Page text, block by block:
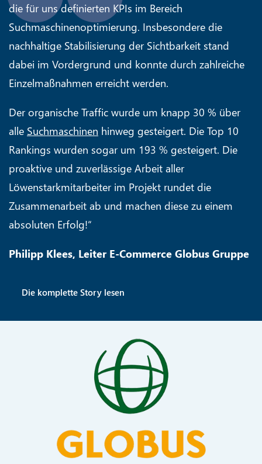
die für uns definierten KPIs im Bereich
Suchmaschinenoptimierung. Insbesondere die
nachhaltige Stabilisierung der Sichtbarkeit stand
dabei im Vordergrund und konnte durch zahlreiche
Einzelmaßnahmen erreicht werden.
Der organische Traffic wurde um knapp 30 % über
alle Suchmaschinen hinweg gesteigert. Die Top 10
Rankings wurden sogar um 193 % gesteigert. Die
proaktive und zuverlässige Arbeit aller
Löwenstarkmitarbeiter im Projekt rundet die
Zusammenarbeit ab und machen diese zu einem
absoluten Erfolg!“
Philipp Klees, Leiter E-Commerce Globus Gruppe
Die komplette Story lesen